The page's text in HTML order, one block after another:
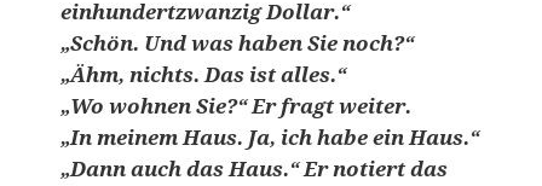
einhundertzwanzig Dollar.“
„Schön. Und was haben Sie noch?“
„Ähm, nichts. Das ist alles.“
„Wo wohnen Sie?“ Er fragt weiter.
„In meinem Haus. Ja, ich habe ein Haus.“
„Dann auch das Haus.“ Er notiert das